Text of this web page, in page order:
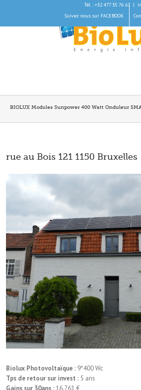
Tél. : +32 477 35 76 67 |
Suivez nous sur FACEBOOK
BIOLUX Modules Sunpower 400 Watt Onduleur
rue au Bois 121 1150 Bruxelles
Biolux Photovoltaïque : 9*400 Wc
Tps de retour sur invest : 5 ans